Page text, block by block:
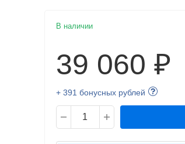
В наличии
39 060 ₽
+ 391 бонусных рублей